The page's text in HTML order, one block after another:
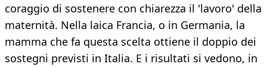
coraggio di sostenere con chiarezza il 'lavoro' della
maternità. Nella laica Francia, o in Germania, la
mamma che fa questa scelta ottiene il doppio dei
sostegni previsti in Italia. E i risultati si vedono, in